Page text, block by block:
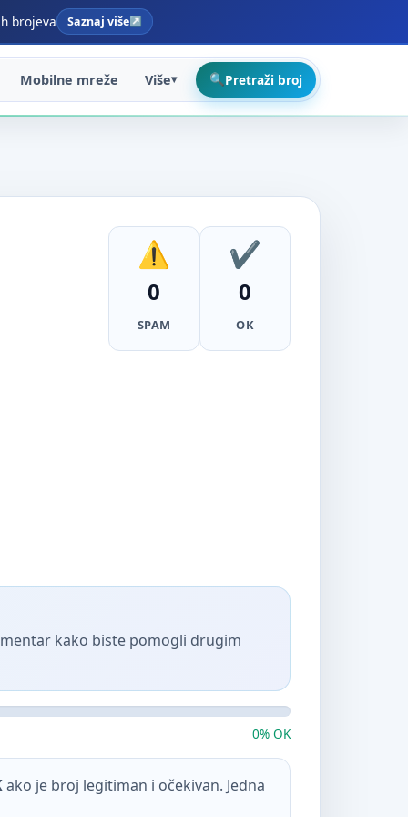
brojeva Saznaj više
Mobilne mreže Više Pretraži broj
0
SPAM
0
OK
kako biste pomogli drugim
0% OK
ako je broj legitiman i očekivan. Jedna